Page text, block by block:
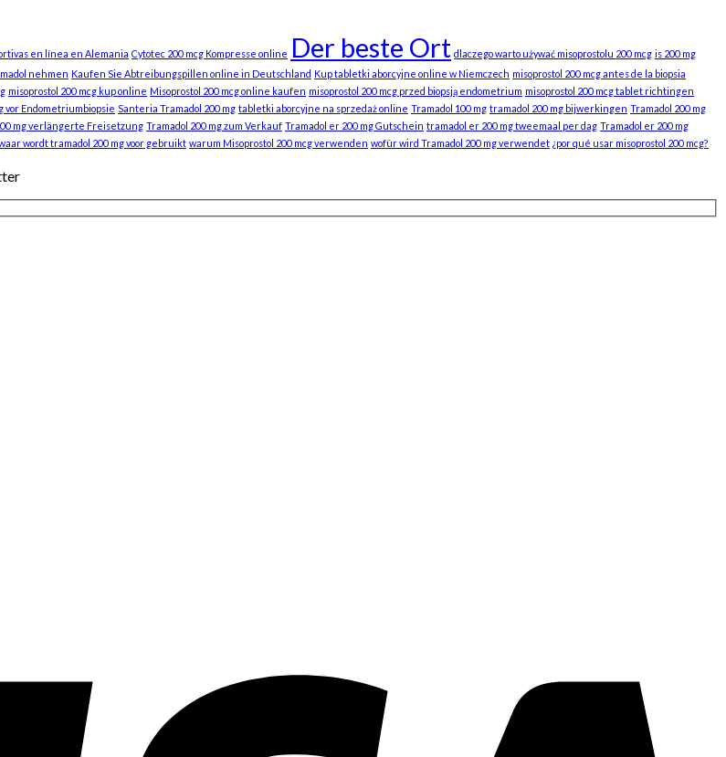
en línea en Alemania Cytotec 200 mcg Kompresse online Der beste Ort dlaczego warto używać misoprostolu 200 mcg is 200 mg
nehmen Kaufen Sie Abtreibungspillen online in Deutschland Kup tabletki aborcyjne online w Niemczech misoprostol 200 mcg antes de la biopsia
misoprostol 200 mcg kup online Misoprostol 200 mcg online kaufen misoprostol 200 mcg przed biopsją endometrium misoprostol 200 mcg tablet richtingen
vor Endometriumbiopsie Santeria Tramadol 200 mg tabletki aborcyjne na sprzedaż online Tramadol 100 mg tramadol 200 mg bijwerkingen Tramadol 200 mg
mg verlängerte Freisetzung Tramadol 200 mg zum Verkauf Tramadol er 200 mg Gutschein tramadol er 200 mg tweemaal per dag Tramadol er 200 mg
wordt tramadol 200 mg voor gebruikt warum Misoprostol 200 mcg verwenden wofür wird Tramadol 200 mg verwendet ¿por qué usar misoprostol 200 mcg?